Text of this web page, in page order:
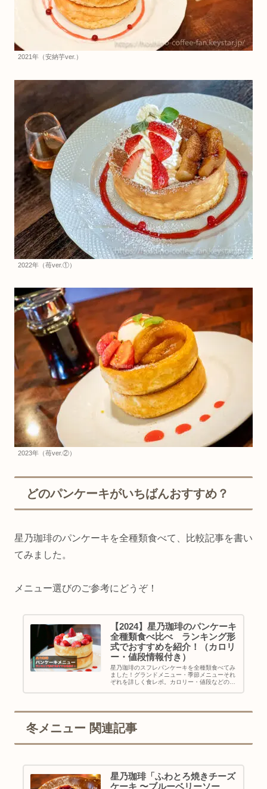
2021年（安納芋ver.）
2022年（苺ver.①）
2023年（苺ver.②）
どのパンケーキがいちばんおすすめ？
星乃珈琲のパンケーキを全種類食べて、比較記事を書い
てみました。
メニュー選びのご参考にどうぞ！
【2024】星乃珈琲のパンケーキ
全種類食べ比べ ランキング形
式でおすすめを紹介！（カロリ
ー・値段情報付き）
星乃珈琲のスフレパンケーキを全種類食べてみ
ました！グランドメニュー・季節メニューそれ
ぞれを詳しく食レポ。カロリー・値段などの基
冬メニュー 関連記事
星乃珈琲「ふわとろ焼きチーズ
ケーキ 〜ブルーベリーソー